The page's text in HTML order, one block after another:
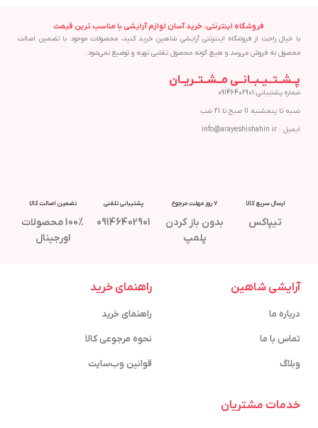
فروشگاه اینترنتی، خرید آسان لوازم آرایشی با مناسب ترین قیمت
با خیال راحت از فروشگاه اینترنتی آرایشی شاهین خرید کنید، محصولات موجود با تضمین اصالت
محصول به فروش می‌رسد و هیچ گونه محصول تقلبی تهیه و توضیع نمی‌شود.
پــشــتــیــبــانــی مــشــتــریــان
شماره پشتیبانی:09146402901
شنبه تا پنجشنبه 11 صبح تا 21 شب
ایمیل : info@arayeshishahin.ir
ارسال سریع کالا
تیپاکس
7 روز مهلت مرجوع
بدون باز کردن
پلمپ
پشتیبانی تلفنی
09146402901
تضمین اصالت کالا
100% محصولات
اورجینال
آرایشی شاهین
درباره ما
تماس با ما
وبلاگ
راهنمای خرید
راهنمای خرید
نحوه مرجوعی کالا
قوانین وب‌سایت
خدمات مشتریان